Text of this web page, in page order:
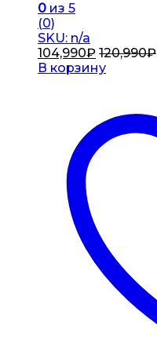
0 из 5
(0)
SKU: n/a
104,990₽ 120,990₽
В корзину